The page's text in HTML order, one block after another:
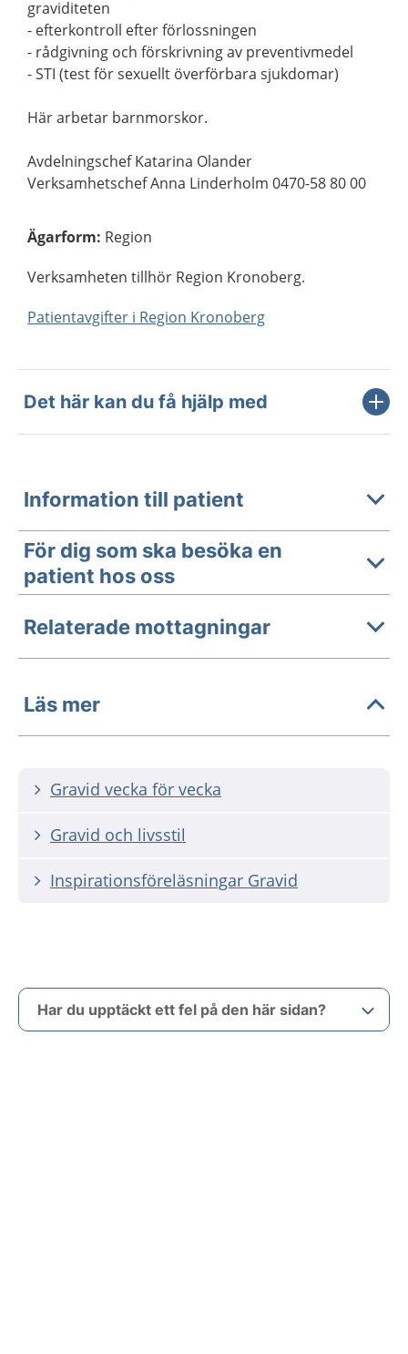
graviditeten
- efterkontroll efter förlossningen
- rådgivning och förskrivning av preventivmedel
- STI (test för sexuellt överförbara sjukdomar)
Här arbetar barnmorskor.
Avdelningschef Katarina Olander
Verksamhetschef Anna Linderholm 0470-58 80 00
Ägarform: Region
Verksamheten tillhör Region Kronoberg.
Patientavgifter i Region Kronoberg
Det här kan du få hjälp med
Information till patient
För dig som ska besöka en
patient hos oss
Relaterade mottagningar
Läs mer
Gravid vecka för vecka
Gravid och livsstil
Inspirationsföreläsningar Gravid
Har du upptäckt ett fel på den här sidan?